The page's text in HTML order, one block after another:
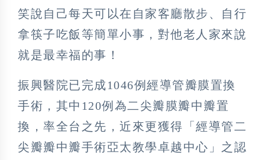
笑說自己每天可以在自家客廳散步、自行
拿筷子吃飯等簡單小事，對他老人家來說
就是最幸福的事！
振興醫院已完成1046例經導管瓣膜置換
手術，其中120例為二尖瓣膜瓣中瓣置
換，率全台之先，近來更獲得「經導管二
尖瓣瓣中瓣手術亞太教學卓越中心」之認